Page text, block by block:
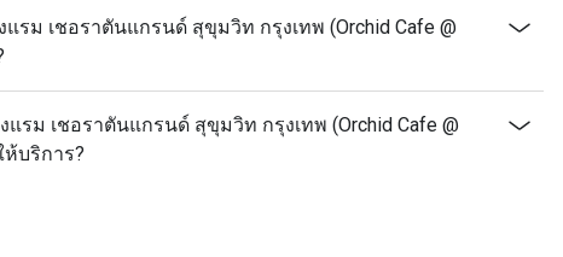
น
านั้น ไม่สามารถใช้ได้กับเมนูตามสั่งและราคาเด็ก
รม เชอราตันแกรนด์ สุขุมวิท กรุงเทพ (Orchid Cafe @
รม เชอราตันแกรนด์ สุขุมวิท กรุงเทพ (Orchid Cafe @
ห้บริการ?